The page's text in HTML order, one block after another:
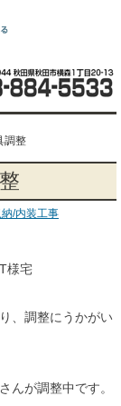
整
/内装工事
様宅
、調整にうかがい
んが調整中です。